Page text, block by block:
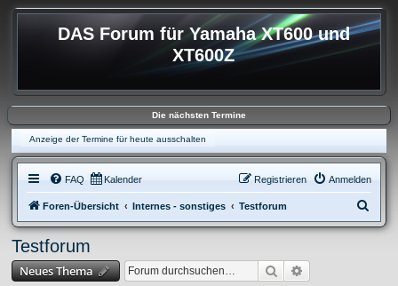
DAS Forum für Yamaha XT600 und
XT600Z
Die nächsten Termine
Anzeige der Termine für heute ausschalten
FAQ Kalender Anmelden
Registrieren
Foren-Übersicht Internes - sonstiges Testforum
u
Testforum
Neues Thema Suche